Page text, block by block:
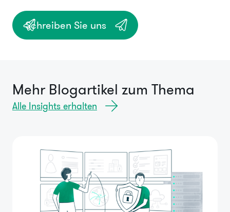
Schreiben Sie uns
Mehr Blogartikel zum Thema
Alle Insights erhalten